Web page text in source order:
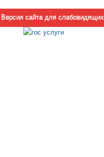
Версия сайта для слабовидящих